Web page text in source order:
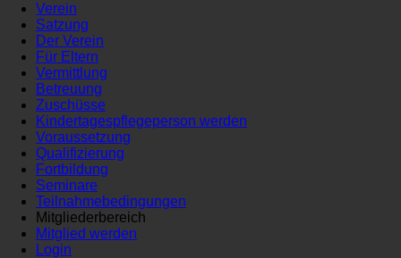
Verein
Satzung
Der Verein
Für Eltern
Vermittlung
Betreuung
Zuschüsse
Kindertagespflegeperson werden
Voraussetzung
Qualifizierung
Fortbildung
Seminare
Teilnahmebedingungen
Mitgliederbereich
Mitglied werden
Login